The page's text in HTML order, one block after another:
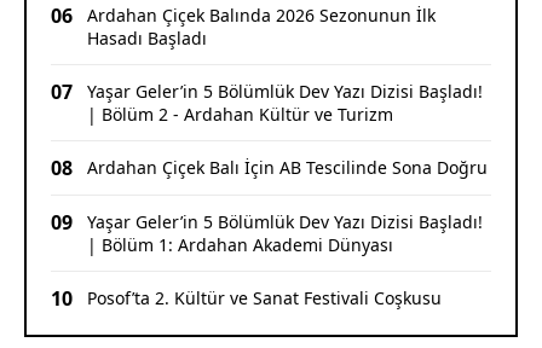
06
Ardahan Çiçek Balında 2026 Sezonunun İlk
Hasadı Başladı
07
Yaşar Geler’in 5 Bölümlük Dev Yazı Dizisi Başladı!
| Bölüm 2 - Ardahan Kültür ve Turizm
08 Ardahan Çiçek Balı İçin AB Tescilinde Sona Doğru
09
Yaşar Geler’in 5 Bölümlük Dev Yazı Dizisi Başladı!
| Bölüm 1: Ardahan Akademi Dünyası
10 Posof’ta 2. Kültür ve Sanat Festivali Coşkusu